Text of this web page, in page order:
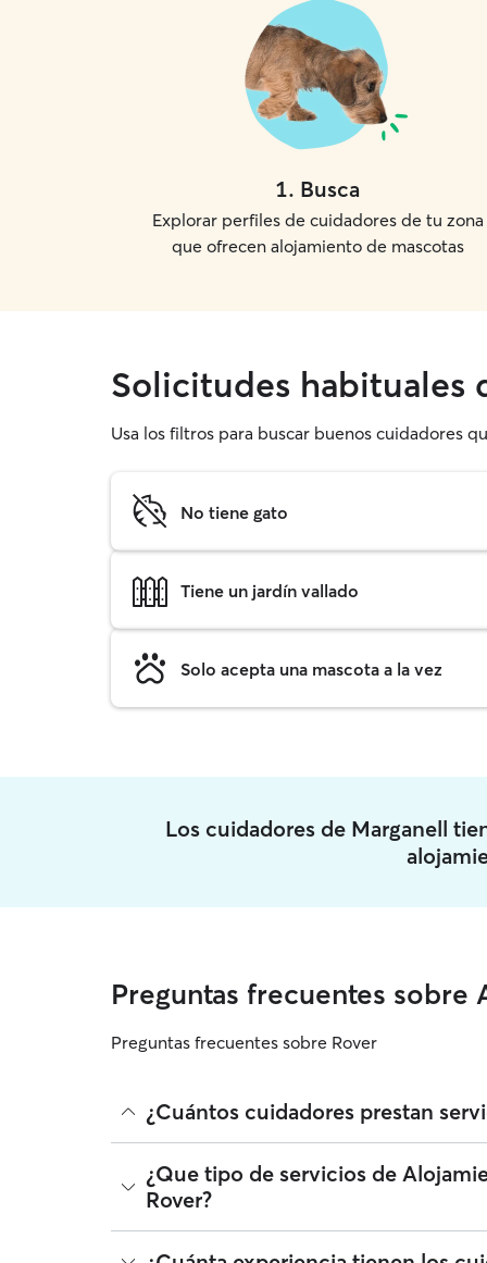
1. Busca
Explorar perfiles de cuidadores de tu zona
que ofrecen alojamiento de mascotas
Solicitudes habituales
Usa los filtros para buscar buenos cuidadores
No tiene gato
Tiene un jardín vallado
Solo acepta una mascota a la vez
Los cuidadores de Marganell
Preguntas frecuentes sobre
Preguntas frecuentes sobre Rover
¿Cuántos cuidadores prestan
A fecha de agosto 2026, 2.697 cuidadores ha
ampliar el radio, leer reseñas y comparar
Alojamiento de mascotas que se unen a Rover
perro.
¿Que tipo de servicios de
Rover?
Rover facilita la localización de cuidadores con